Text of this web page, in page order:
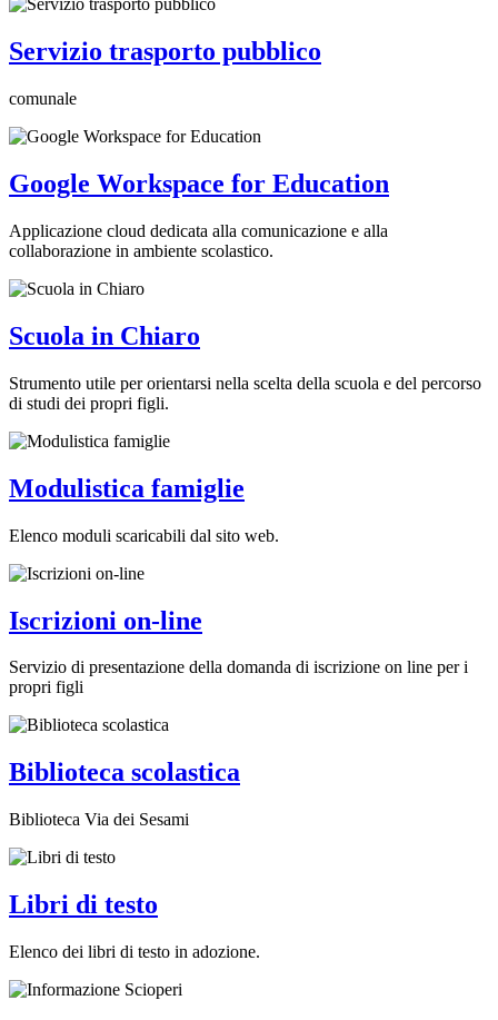
Servizio trasporto pubblico
comunale
Google Workspace for Education
Applicazione cloud dedicata alla comunicazione e alla
collaborazione in ambiente scolastico.
Scuola in Chiaro
Strumento utile per orientarsi nella scelta della scuola e del percorso
di studi dei propri figli.
Modulistica famiglie
Elenco moduli scaricabili dal sito web.
Iscrizioni on-line
Servizio di presentazione della domanda di iscrizione on line per i
propri figli
Biblioteca scolastica
Biblioteca Via dei Sesami
Libri di testo
Elenco dei libri di testo in adozione.